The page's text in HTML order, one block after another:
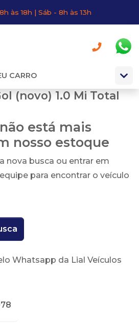
às 18h | Sáb - 8h às 13h
CARRO
(novo) 1.0 Mi Total
está mais
nosso estoque
nova busca ou entrar em
para encontrar o veículo
Whatsapp da Lial Veículos